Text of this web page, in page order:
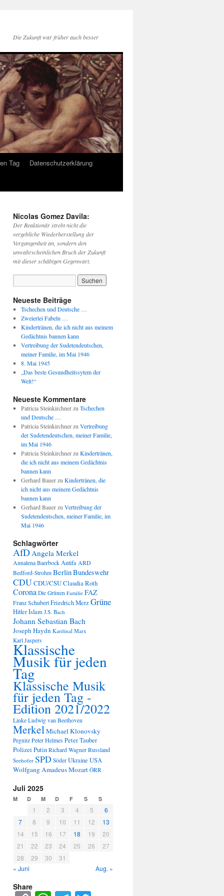
Die Zukunft war früher auch besser
Tag
Datenschutzerklärung
Nicolas Gomez Davila:
Der Reaktionär strebt nicht die
vergebliche Wiederherstellung der
Vergangenheit an, sondern den
unwahrscheinlichen Bruch der Zukunft
mit dieser schäbigen Gegenwart.
Neueste Beiträge
Tschechen und Deutsche …
Zweierlei Fabeln …
Kindertränen, die ich nicht aus meinem
Gedächtnis bannen kann
Vertreibung der Sudetendeutschen,
meiner Familie, im Mai 1946
8. Mai 1945
„Das beste Gesundheitssytem der
Welt!“
Neueste Kommentare
Patricia Steinkirchnerzu Tschechen
und Deutsche …
Patricia Steinkirchnerzu Vertreibung
der Sudetendeutschen, meiner Familie,
im Mai 1946
Patricia Steinkirchnerzu Kindertränen,
die ich nicht aus meinem Gedächtnis
bannen kann
Gerhard Bauerzu Kindertränen, die
ich nicht aus meinem Gedächtnis
bannen kann
Gerhard Bauerzu Vertreibung der
Sudetendeutschen, meiner Familie, im
Mai 1946
Schlagwörter
AfDAngela Merkel
Annalena BaerbockAntifa ARD
Bedford-Strohm BerlinBundeswehr
CDUCDU/CSUClaudia Roth
Corona Die Grünen Familie FAZ
Franz SchubertFriedrich MerzGrüne
HitlerIslam J.S. Bach
Johann Sebastian Bach
Joseph Haydn Kardinal Marx
Karl Jaspers
Klassische
Musik für jeden
Tag
Klassische Musik
für jeden Tag -
Edition 2021/2022
Linke Ludwig van Beethoven
MerkelMichael Klonovsky
Pegnitz Peter HelmesPeter Tauber
PolizeiPutin Richard Wagner Russland
Seehofer SPD Söder Ukraine USA
Wolfgang Amadeus Mozart ÖRR
Juli 2025
M D M D F S S
1 2 3 4 5
6
7
8 9 10 11 12
13
14
15 16 17 18 19
20
21
22 23 24 25 26
27
28
29 30
31
« Juni
Aug. »
Share